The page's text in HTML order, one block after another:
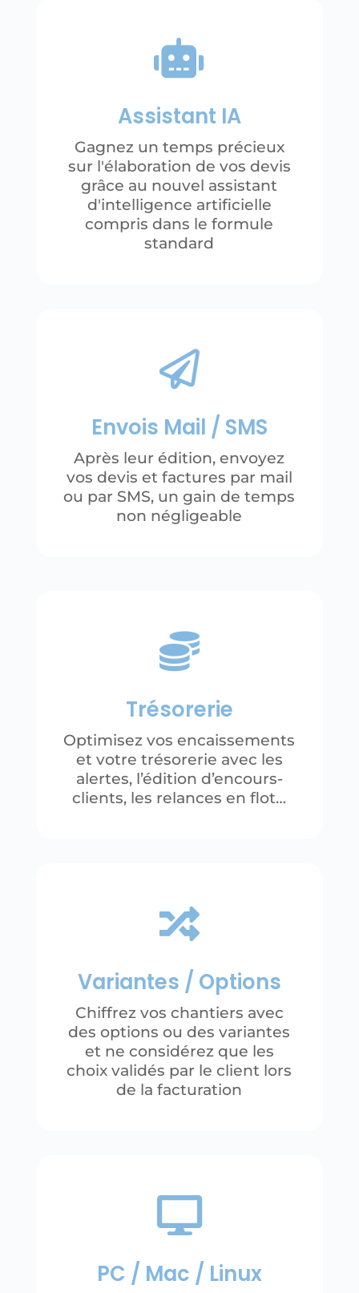

Assistant IA
Gagnez un temps précieux
sur l'élaboration de vos devis
grâce au nouvel assistant
d'intelligence artificielle
compris dans le formule
standard

Envois Mail / SMS
Après leur édition, envoyez
vos devis et factures par mail
ou par SMS, un gain de temps
non négligeable

Trésorerie
Optimisez vos encaissements
et votre trésorerie avec les
alertes, l’édition d’encours-
clients, les relances en flot…

Variantes / Options
Chiffrez vos chantiers avec
des options ou des variantes
et ne considérez que les
choix validés par le client lors
de la facturation

PC / Mac / Linux